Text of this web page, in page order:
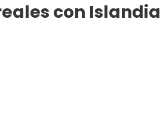
con Islandia